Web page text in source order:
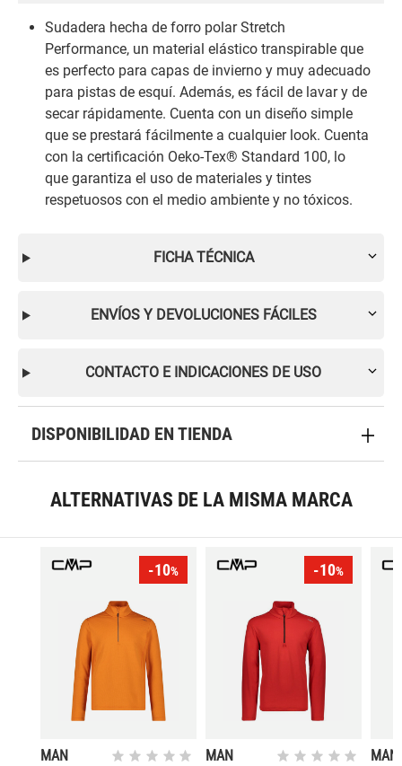
Sudadera hecha de forro polar Stretch
Performance, un material elástico transpirable que
es perfecto para capas de invierno y muy adecuado
para pistas de esquí. Además, es fácil de lavar y de
secar rápidamente. Cuenta con un diseño simple
que se prestará fácilmente a cualquier look. Cuenta
con la certificación Oeko-Tex® Standard 100, lo
que garantiza el uso de materiales y tintes
respetuosos con el medio ambiente y no tóxicos.
FICHA TÉCNICA
ENVÍOS Y DEVOLUCIONES FÁCILES
CONTACTO E INDICACIONES DE USO
DISPONIBILIDAD EN TIENDA
ALTERNATIVAS DE LA MISMA MARCA
-10%
MAN
-10%
MAN
MAN